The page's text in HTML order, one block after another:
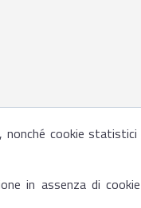
cookie
in assenza di